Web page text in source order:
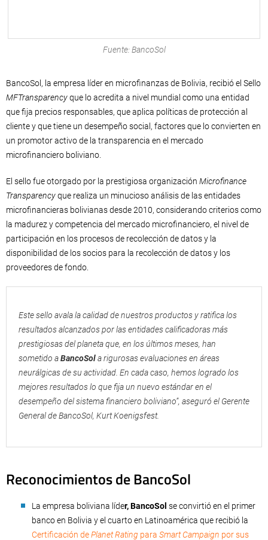
Fuente: BancoSol
BancoSol, la empresa líder en microfinanzas de Bolivia, recibió el Sello
MFTransparencyque lo acredita a nivel mundial como una entidad
que fija precios responsables, que aplica políticas de protección al
cliente y que tiene un desempeño social, factores que lo convierten en
un promotor activo de la transparencia en el mercado
microfinanciero boliviano.
El sello fue otorgado por la prestigiosa organización Microfinance
Transparencyque realiza un minucioso análisis de las entidades
microfinancieras bolivianas desde 2010, considerando criterios como
la madurez y competencia del mercado microfinanciero, el nivel de
participación en los procesos de recolección de datos y la
disponibilidad de los socios para la recolección de datos y los
proveedores de fondo.
Este sello avala la calidad de nuestros productos y ratifica los
resultados alcanzados por las entidades calificadoras más
prestigiosas del planeta que, en los últimos meses, han
sometido aBancoSola rigurosas evaluaciones en áreas
neurálgicas de su actividad. En cada caso, hemos logrado los
mejores resultados lo que fija un nuevo estándar en el
desempeño del sistema financiero boliviano”, aseguró el Gerente
General de BancoSol, Kurt Koenigsfest.
Reconocimientos de BancoSol
La empresa boliviana líder, BancoSol se convirtió en el primer
banco en Bolivia y el cuarto en Latinoamérica que recibió la
Certificación dePlanet Rating para Smart Campaign por sus